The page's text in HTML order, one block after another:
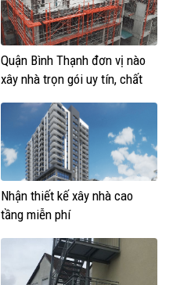
Quận Bình Thạnh đơn vị nào
xây nhà trọn gói uy tín, chất
Nhận thiết kế xây nhà cao
tầng miễn phí